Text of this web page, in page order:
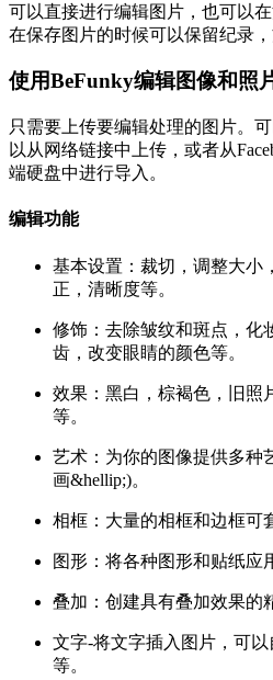
可以直接进行编辑图片，也可以
在保存图片的时候可以保留纪录
使用BeFunky编辑图像和照
只需要上传要编辑处理的图片。
以从网络链接中上传，或者从
端硬盘中进行导入。
编辑功能
基本设置：裁切，调整大小
正，清晰度等。
修饰：去除皱纹和斑点，化
齿，改变眼睛的颜色等。
效果：黑白，棕褐色，旧照
等。
艺术：为你的图像提供多种
画&hellip;)。
相框：大量的相框和边框可
图形：将各种图形和贴纸应
叠加：创建具有叠加效果的
文字-将文字插入图片，可
等。